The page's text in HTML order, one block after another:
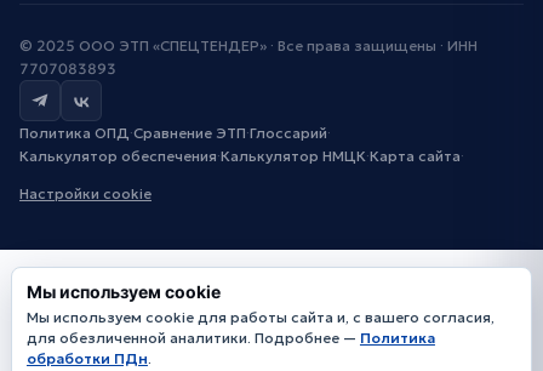
© 2025 ООО ЭТП «СПЕЦТЕНДЕР» · Все права защищены · ИНН
7707083893
Политика ОПД ·Сравнение ЭТП·Глоссарий·
Калькулятор обеспечения·Калькулятор НМЦК·Карта сайта·
Настройки cookie
Мы используем cookie
Мы используем cookie для работы сайта и, с вашего согласия,
для обезличенной аналитики. Подробнее — Политика
обработки ПДн.